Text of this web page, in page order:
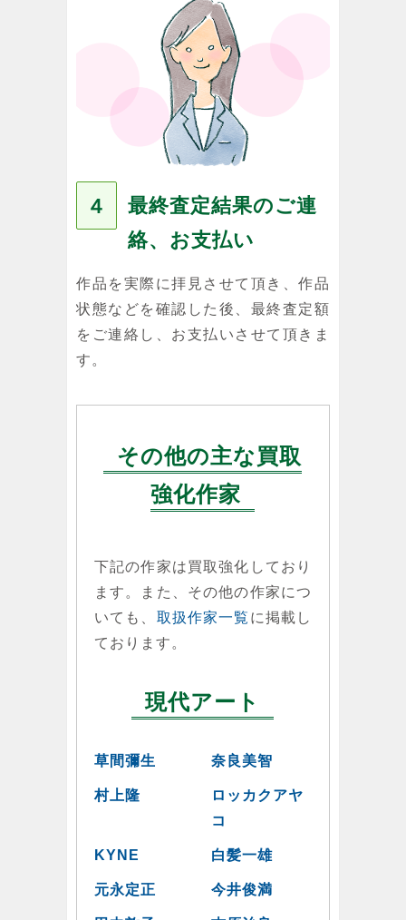
４
最終査定結果のご連
絡、お支払い
作品を実際に拝見させて頂き、作品
状態などを確認した後、最終査定額
をご連絡し、お支払いさせて頂きま
す。
その他の主な買取
強化作家
下記の作家は買取強化しており
ます。また、その他の作家につ
いても、 取扱作家一覧 に掲載し
ております。
現代アート
草間彌生 奈良美智
村上隆
ロッカクアヤ
コ
KYNE 白髪一雄
元永定正 今井俊満